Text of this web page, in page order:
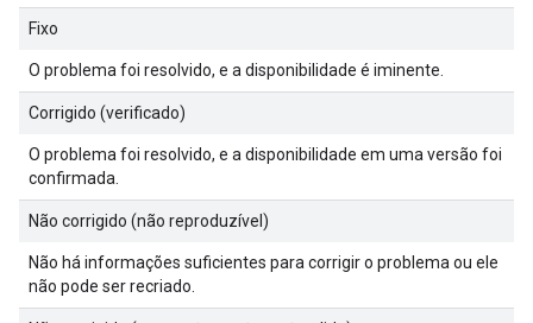
Fixo
O problema foi resolvido, e a disponibilidade é iminente.
Corrigido (verificado)
O problema foi resolvido, e a disponibilidade em uma versão foi
confirmada.
Não corrigido (não reproduzível)
Não há informações suficientes para corrigir o problema ou ele
não pode ser recriado.